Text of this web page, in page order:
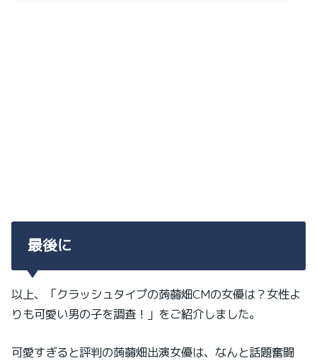
最後に
以上、「クラッシュタイプの蒟蒻畑CMの女優は？女性よ
りも可愛い男の子を調査！」をご紹介しました。
可愛すぎると評判の蒟蒻畑出演女優は、なんと話題奮闘